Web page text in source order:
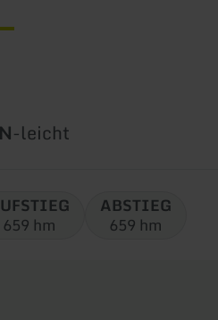
-Schwierigkeit:
leicht
659 hm
ABSTIEG
659 hm